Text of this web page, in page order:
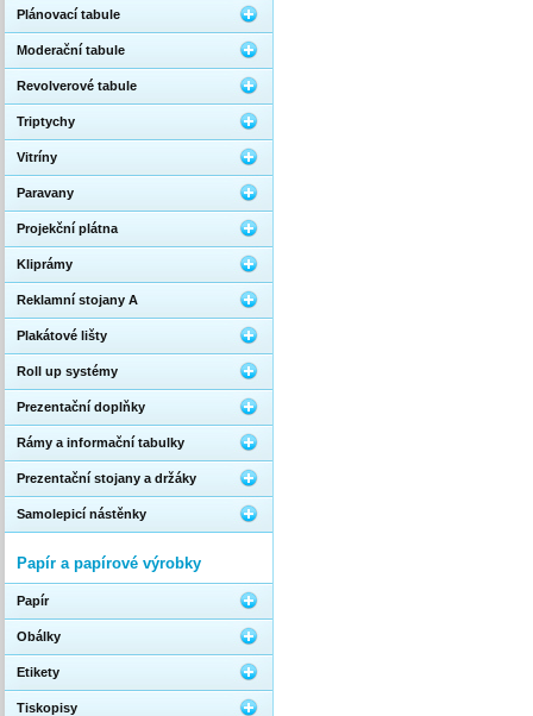
Plánovací tabule
Moderační tabule
Revolverové tabule
Triptychy
Vitríny
Paravany
Projekční plátna
Kliprámy
Reklamní stojany A
Plakátové lišty
Roll up systémy
Prezentační doplňky
Rámy a informační tabulky
Prezentační stojany a držáky
Samolepicí nástěnky
Papír a papírové výrobky
Papír
Obálky
Etikety
Tiskopisy